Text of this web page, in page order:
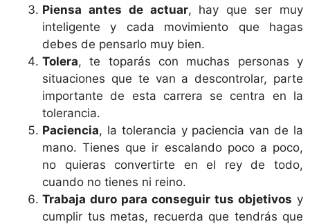
Piensa antes de actuar, hay que ser muy
inteligente y cada movimiento que hagas
debes de pensarlo muy bien.
Tolera, te toparás con muchas personas y
situaciones que te van a descontrolar, parte
importante de esta carrera se centra en la
tolerancia.
Paciencia, la tolerancia y paciencia van de la
mano. Tienes que ir escalando poco a poco,
no quieras convertirte en el rey de todo,
cuando no tienes ni reino.
Trabaja duro para conseguir tus objetivos y
cumplir tus metas, recuerda que tendrás que